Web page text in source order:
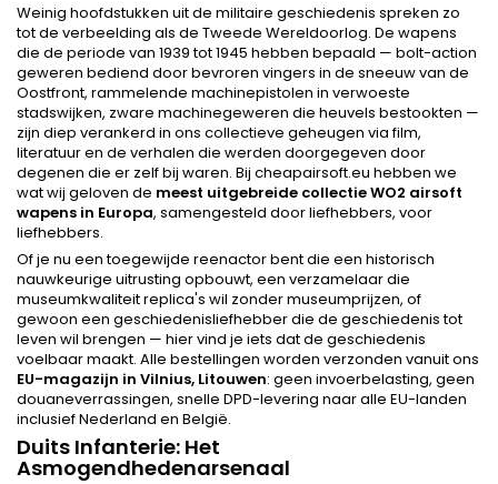
Weinig hoofdstukken uit de militaire geschiedenis spreken zo
tot de verbeelding als de Tweede Wereldoorlog. De wapens
die de periode van 1939 tot 1945 hebben bepaald — bolt-action
geweren bediend door bevroren vingers in de sneeuw van de
Oostfront, rammelende machinepistolen in verwoeste
stadswijken, zware machinegeweren die heuvels bestookten —
zijn diep verankerd in ons collectieve geheugen via film,
literatuur en de verhalen die werden doorgegeven door
degenen die er zelf bij waren. Bij cheapairsoft.eu hebben we
wat wij geloven de meest uitgebreide collectie WO2 airsoft
wapens in Europa, samengesteld door liefhebbers, voor
liefhebbers.
Of je nu een toegewijde reenactor bent die een historisch
nauwkeurige uitrusting opbouwt, een verzamelaar die
museumkwaliteit replica's wil zonder museumprijzen, of
gewoon een geschiedenisliefhebber die de geschiedenis tot
leven wil brengen — hier vind je iets dat de geschiedenis
voelbaar maakt. Alle bestellingen worden verzonden vanuit ons
EU-magazijn in Vilnius, Litouwen: geen invoerbelasting, geen
douaneverrassingen, snelle DPD-levering naar alle EU-landen
inclusief Nederland en België.
Duits Infanterie: Het
Asmogendhedenarsenaal